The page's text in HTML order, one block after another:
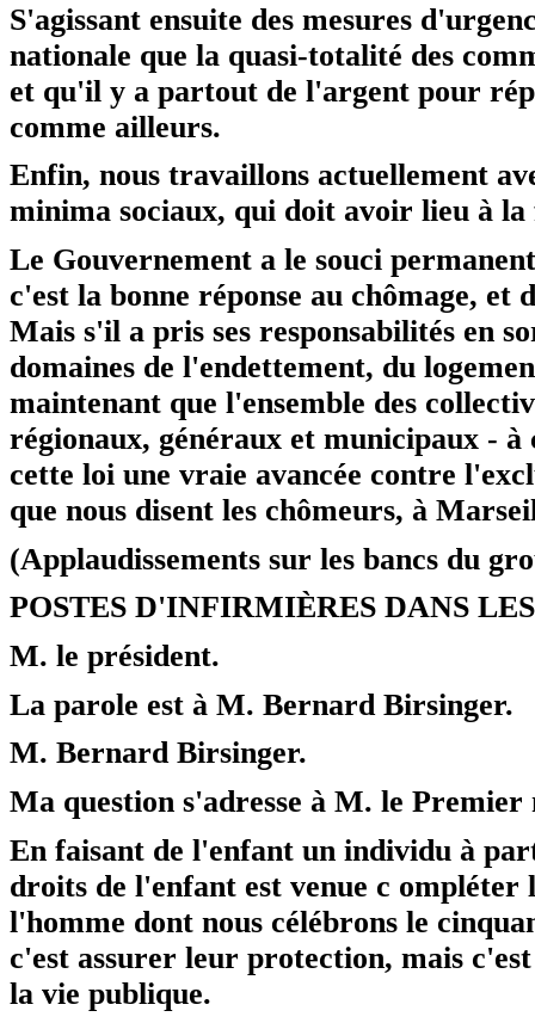
S'agissant ensuite des mesures
nationale que la quasi-totalité des
et qu'il y a partout de l'argent pour
comme ailleurs.
Enfin, nous travaillons actuellement
minima sociaux, qui doit avoir lieu à la
Le Gouvernement a le souci
c'est la bonne réponse au chômage,
Mais s'il a pris ses responsabilités en
domaines de l'endettement, du
maintenant que l'ensemble des
régionaux, généraux et municipaux - à
cette loi une vraie avancée contre
que nous disent les chômeurs, à
(Applaudissements sur les bancs du
POSTES D'INFIRMIÈRES DANS
M. le président.
La parole est à M. Bernard Birsinger.
M. Bernard Birsinger.
Ma question s'adresse à M. le
En faisant de l'enfant un individu à
droits de l'enfant est venue c
l'homme dont nous célébrons le
c'est assurer leur protection, mais
la vie publique.